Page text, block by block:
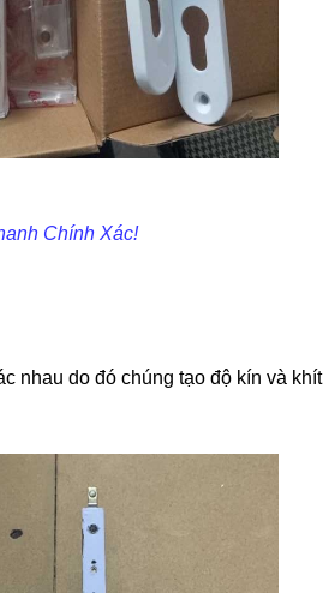
Chính Xác!
nhau do đó chúng tạo độ kín và khít